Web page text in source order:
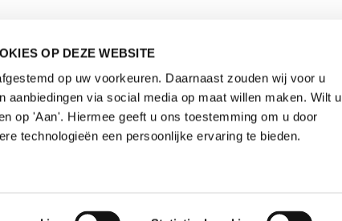
OP DEZE WEBSITE
op uw voorkeuren. Daarnaast zouden wij voor u
aanbiedingen via social media op maat willen maken. Wilt u
op 'Aan'. Hiermee geeft u ons toestemming om u door
technologieën een persoonlijke ervaring te bieden.